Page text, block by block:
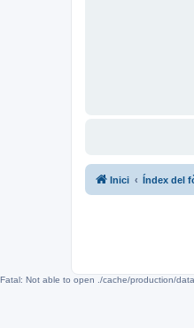
Inici Índex del
Fatal: Not able to open ./cache/production/